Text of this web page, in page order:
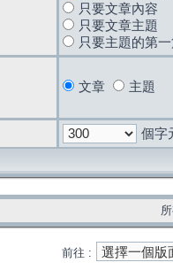
只要文章內容
只要文章主題
只要主題的第
文章 主題
個字
前往 :